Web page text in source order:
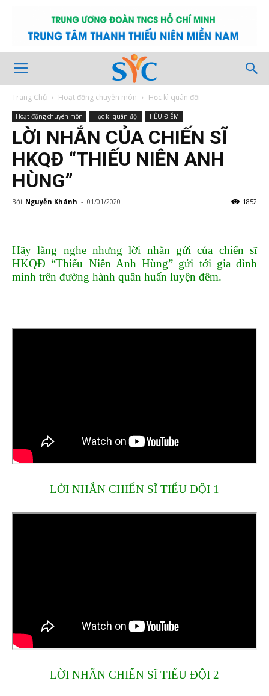
Trang Chủ Hoạt động chuyên môn Học kì quân đội
Hoạt động chuyên môn Học kì quân đội TIÊU ĐIỂM
LỜI NHẮN CỦA CHIẾN SĨ
HKQĐ “THIẾU NIÊN ANH
HÙNG”
Bởi Nguyễn Khánh - 01/01/2020 1852
Hãy lắng nghe nhưng lời nhắn gửi của chiến sĩ
HKQĐ “Thiếu Niên Anh Hùng” gửi tới gia đình
mình trên đường hành quân huấn luyện đêm.
LỜI NHẮN CHIẾN SĨ TIỂU ĐỘI 1
LỜI NHẮN CHIẾN SĨ TIỂU ĐỘI 2